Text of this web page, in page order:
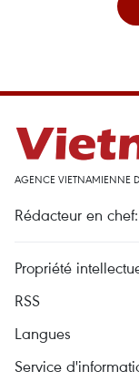
AGENCE VIETNAMIENNE
Rédacteur en
Propriété
RSS
Langues
Service